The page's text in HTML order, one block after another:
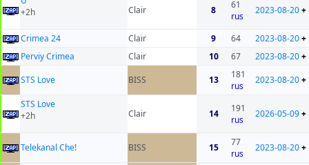
+2h
Clair 8
61
rus
2023-08-20+
Crimea 24 Clair 9 64 2023-08-20+
Perviy Crimea
Clair 10 67 2023-08-20+
STS Love
BISS 13
181
rus
2023-08-20+
STS Love
+2h
Clair 14
191
rus
2026-05-09+
Telekanal Che! BISS 15
77
rus
2023-08-20+